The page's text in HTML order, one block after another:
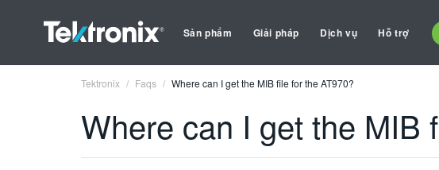
Sản phẩm Giải pháp Dịch vụ Hỗ trợ
Tektronix Faqs Where can I get the MIB file for the AT970?
Where can I get the MIB